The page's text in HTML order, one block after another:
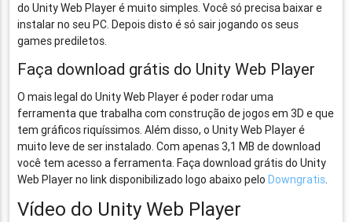
do Unity Web Player é muito simples. Você só precisa baixar e
instalar no seu PC. Depois disto é só sair jogando os seus
games prediletos.
Faça download grátis do Unity Web Player
O mais legal do Unity Web Player é poder rodar uma
ferramenta que trabalha com construção de jogos em 3D e que
tem gráficos riquíssimos. Além disso, o Unity Web Player é
muito leve de ser instalado. Com apenas 3,1 MB de download
você tem acesso a ferramenta. Faça download grátis do Unity
Web Player no link disponibilizado logo abaixo peloDowngratis.
Vídeo do Unity Web Player